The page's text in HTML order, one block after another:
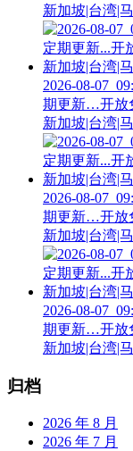
新加坡|台湾|
2026-08-
期更新…开放
新加坡|台湾|
2026-08-
期更新…开放
新加坡|台湾|
2026-08-
期更新…开放
新加坡|台湾|
归档
2026 年 8 月
2026 年 7 月